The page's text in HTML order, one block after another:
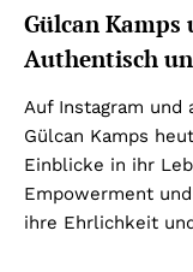
Gülcan Kamps
Authentisch
Auf Instagram und
Gülcan Kamps
Einblicke in ihr
Empowerment
ihre Ehrlichkeit